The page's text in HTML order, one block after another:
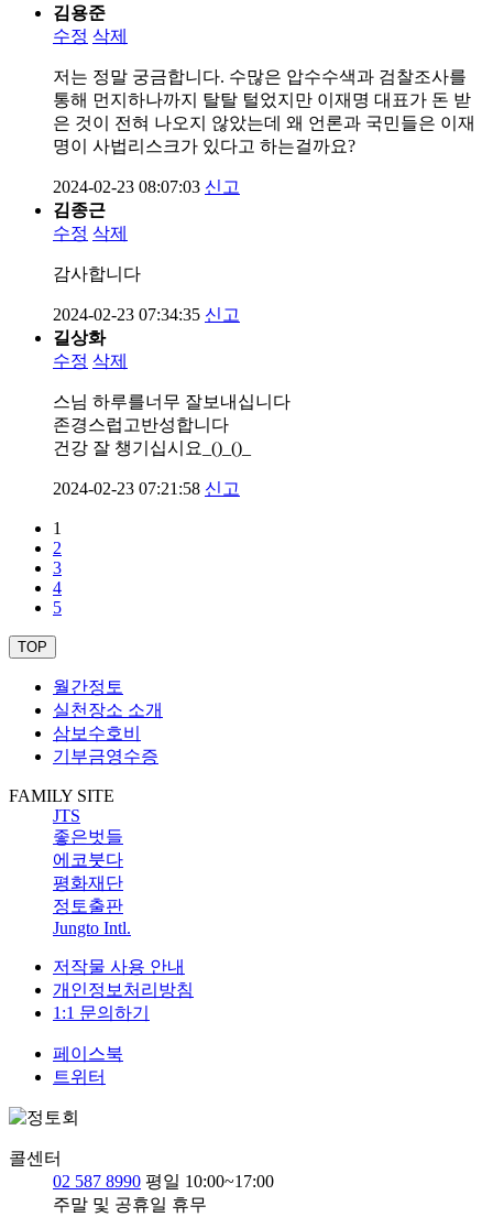
김용준
수정 삭제
저는 정말 궁금합니다. 수많은 압수수색과 검찰조사를
통해 먼지하나까지 탈탈 털었지만 이재명 대표가 돈 받
은 것이 전혀 나오지 않았는데 왜 언론과 국민들은 이재
명이 사법리스크가 있다고 하는걸까요?
2024-02-23 08:07:03 신고
김종근
수정 삭제
감사합니다
2024-02-23 07:34:35 신고
길상화
수정 삭제
스님 하루를너무 잘보내십니다
존경스럽고반성합니다
건강 잘 챙기십시요_()_()_
2024-02-23 07:21:58 신고
1
2
3
4
5
TOP
월간정토
실천장소 소개
삼보수호비
기부금영수증
FAMILY SITE
JTS
좋은벗들
에코붓다
평화재단
정토출판
Jungto Intl.
저작물 사용 안내
개인정보처리방침
1:1 문의하기
페이스북
트위터
콜센터
02 587 8990 평일 10:00~17:00
주말 및 공휴일 휴무